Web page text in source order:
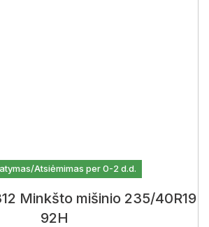
Atsiėmimas per 0-2 d.d.
Minkšto mišinio 235/40R19
92H